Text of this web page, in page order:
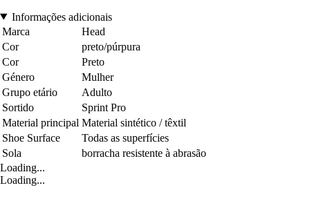
Informações adicionais
Marca
Head
Cor
preto/púrpura
Cor
Preto
Género
Mulher
Grupo etário
Adulto
Sortido
Sprint Pro
Material principal Material sintético / têxtil
Shoe Surface
Todas as superfícies
Sola
borracha resistente à abrasão
Loading...
Loading...